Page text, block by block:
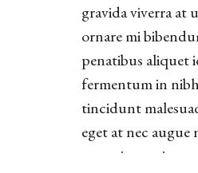
gravida viverra at
ornare mi
penatibus aliquet
fermentum in
tincidunt
eget at nec
massa ipsum